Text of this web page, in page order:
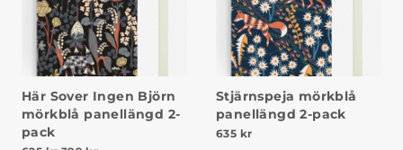
Här Sover Ingen Björn
mörkblå panellängd 2-
pack
Stjärnspeja mörkblå
panellängd 2-pack
635 kr